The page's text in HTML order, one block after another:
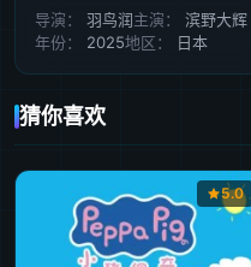
导演： 羽鸟润主演：
滨野大
年份：
2025地区： 日本
猜你喜欢
5.0